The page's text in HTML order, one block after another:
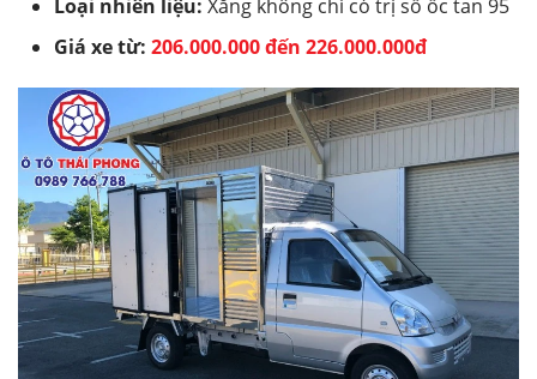
Loại nhiên liệu: Xăng không chì có trị số ốc tan 95
Giá xe từ: 206.000.000 đến 226.000.000đ